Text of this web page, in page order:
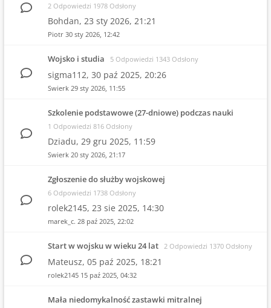
2 Odpowiedzi 1978 Odsłony
Bohdan, 23 sty 2026, 21:21
Piotr 30 sty 2026, 12:42
Wojsko i studia 5 Odpowiedzi 1343 Odsłony
sigma112, 30 paź 2025, 20:26
Swierk 29 sty 2026, 11:55
Szkolenie podstawowe (27-dniowe) podczas nauki
1 Odpowiedzi 816 Odsłony
Dziadu, 29 gru 2025, 11:59
Swierk 20 sty 2026, 21:17
Zgłoszenie do służby wojskowej
6 Odpowiedzi 1738 Odsłony
rolek2145, 23 sie 2025, 14:30
marek_c. 28 paź 2025, 22:02
Start w wojsku w wieku 24 lat 2 Odpowiedzi 1370 Odsłony
Mateusz, 05 paź 2025, 18:21
rolek2145 15 paź 2025, 04:32
Mała niedomykalność zastawki mitralnej